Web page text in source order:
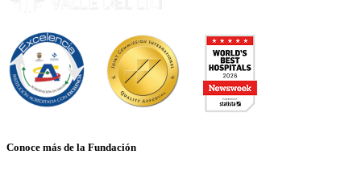
Conoce más de la Fundación